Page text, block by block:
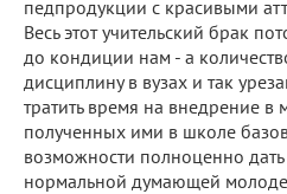
педпродукции с красивыми
Весь этот учительский брак
до кондиции нам - а
дисциплину в вузах и так
тратить время на внедрение
полученных ими в школе
возможности полноценно
нормальной думающей